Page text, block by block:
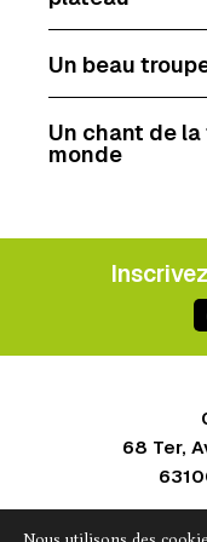
Un beau
Un chant de la
monde
68 Ter,